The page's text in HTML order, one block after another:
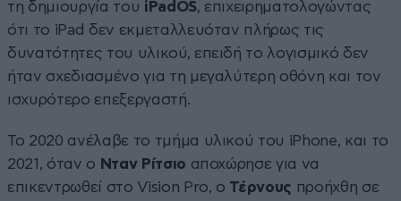
τη δημιουργία του iPadOS, επιχειρηματολογώντας
ότι το iPad δεν εκμεταλλευόταν πλήρως τις
δυνατότητες του υλικού, επειδή το λογισμικό δεν
ήταν σχεδιασμένο για τη μεγαλύτερη οθόνη και τον
ισχυρότερο επεξεργαστή.
Το 2020 ανέλαβε το τμήμα υλικού του iPhone, και το
2021, όταν ο Νταν Ρίτσιο αποχώρησε για να
επικεντρωθεί στο Vision Pro, ο Τέρνους προήχθη σε